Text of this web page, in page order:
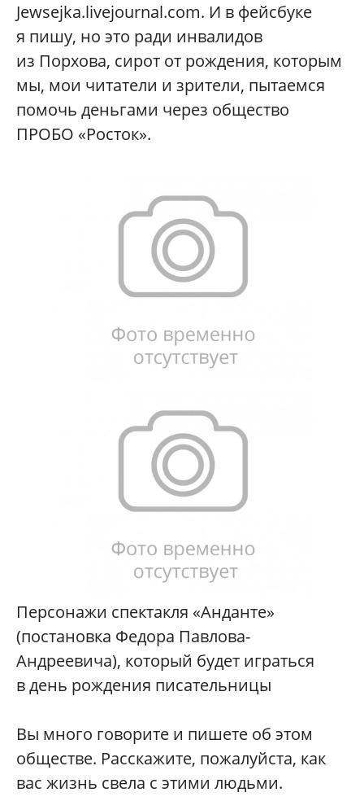
Jewsejka.livejournal.com. И в фейсбуке
я пишу, но это ради инвалидов
из Порхова, сирот от рождения, которым
мы, мои читатели и зрители, пытаемся
помочь деньгами через общество
ПРОБО «Росток».
Персонажи спектакля «Анданте»
(постановка Федора Павлова-
Андреевича), который будет играться
в день рождения писательницы
Вы много говорите и пишете об этом
обществе. Расскажите, пожалуйста, как
вас жизнь свела с этими людьми.